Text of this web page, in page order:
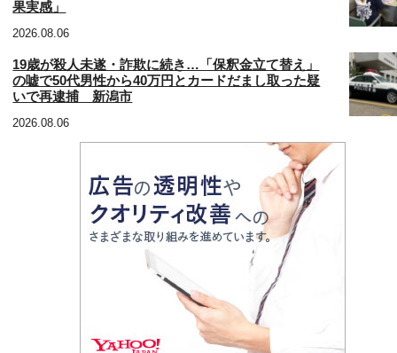
果実感」
2026.08.06
19歳が殺人未遂・詐欺に続き…「保釈金立て替え」
の嘘で50代男性から40万円とカードだまし取った疑
いで再逮捕 新潟市
2026.08.06